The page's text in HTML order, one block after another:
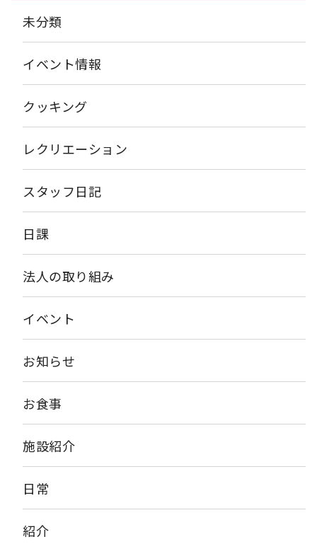
めです
未分類
イベント情報
クッキング
レクリエーション
スタッフ日記
日課
法人の取り組み
イベント
お知らせ
お食事
施設紹介
日常
紹介